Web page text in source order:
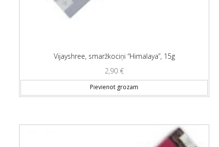
Vijayshree, smaržkociņi “Himalaya”, 15g
2,90 €
Pievienot grozam